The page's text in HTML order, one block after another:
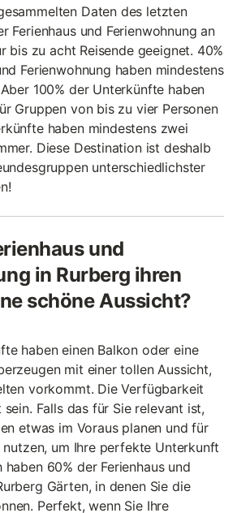
Daten des letzten
Ferienhaus und Ferienwohnung an
bis zu acht Reisende geeignet. 40%
Ferienwohnung haben mindestens
100% der Unterkünfte haben
Gruppen von bis zu vier Personen
haben mindestens zwei
Diese Destination ist deshalb
unterschiedlichster
und
in Rurberg ihren
schöne Aussicht?
haben einen Balkon oder eine
mit einer tollen Aussicht,
vorkommt. Die Verfügbarkeit
Falls das für Sie relevant ist,
etwas im Voraus planen und für
nutzen, um Ihre perfekte Unterkunft
60% der Ferienhaus und
Gärten, in denen Sie die
Perfekt, wenn Sie Ihre